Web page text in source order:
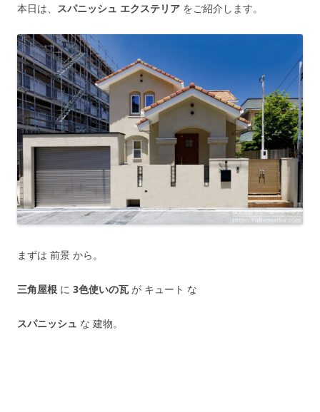
本日は、 スパニッシュ エクステリア をご紹介します。
まずは 前景 から。
三角屋根 に 3色使いの瓦が キュート な
スパニッシュ な 建物。